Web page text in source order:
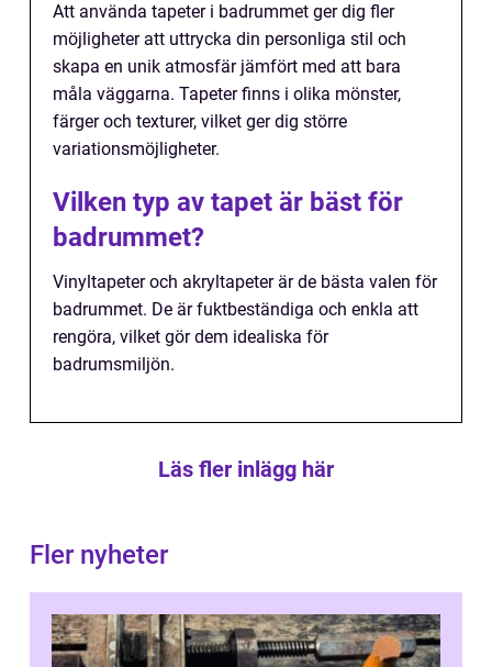
Att använda tapeter i badrummet ger dig fler
möjligheter att uttrycka din personliga stil och
skapa en unik atmosfär jämfört med att bara
måla väggarna. Tapeter finns i olika mönster,
färger och texturer, vilket ger dig större
variationsmöjligheter.
Vilken typ av tapet är bäst för
badrummet?
Vinyltapeter och akryltapeter är de bästa valen för
badrummet. De är fuktbeständiga och enkla att
rengöra, vilket gör dem idealiska för
badrumsmiljön.
Läs fler inlägg här
Fler nyheter